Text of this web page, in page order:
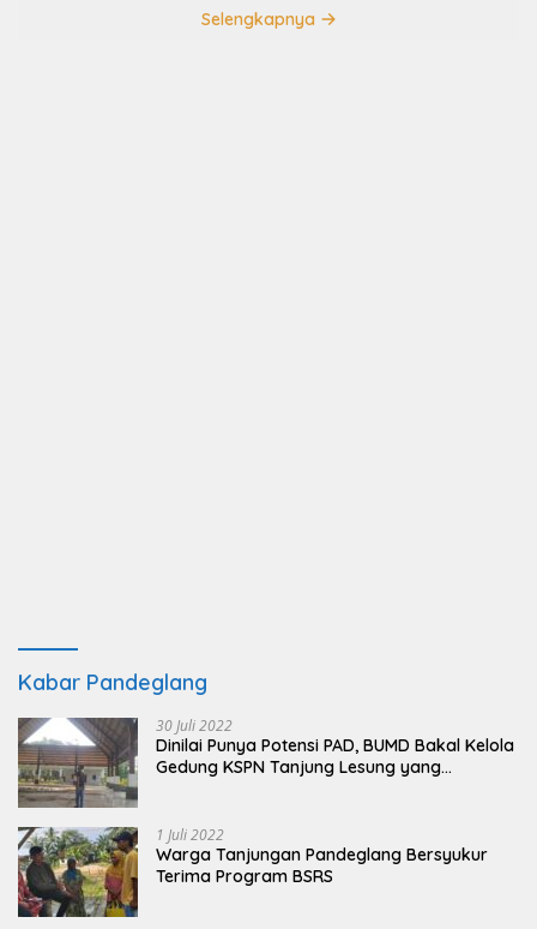
Selengkapnya
Kabar Pandeglang
30 Juli 2022
Dinilai Punya Potensi PAD, BUMD Bakal Kelola
Gedung KSPN Tanjung Lesung yang
1 Juli 2022
Warga Tanjungan Pandeglang Bersyukur
Terima Program BSRS